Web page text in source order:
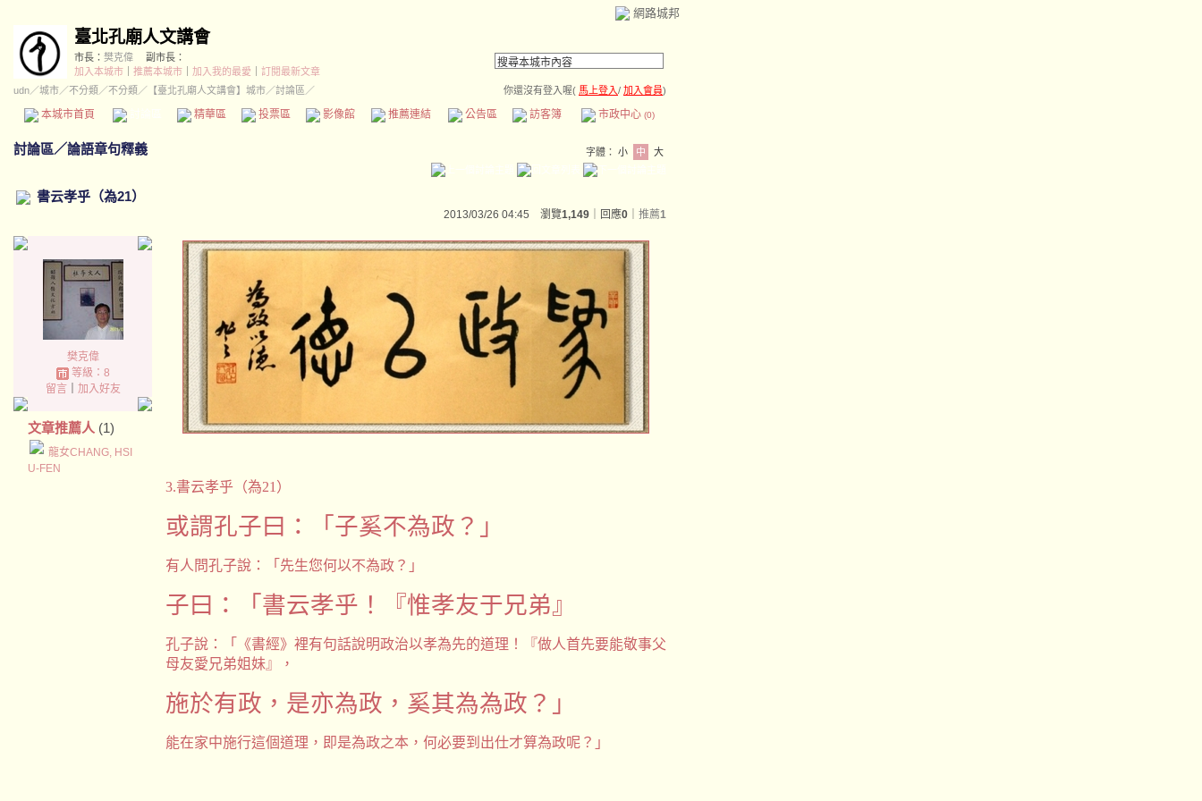
網路城邦
臺北孔廟人文講會
市長： 樊克偉
副市長：
加入本城市
推薦本城市 加入我的最愛
訂閱最新文章
udn／城市／不分類 ／不分類 ／ 【臺北孔廟人文講會】城市／討論區／ 你還沒有登入喔( 馬上登入/ 加入會員)
本城市首頁 精華區 投票區 影像館 推薦連結 公告區 訪客簿 市政中心 (0)
討論區／論語章句釋義 字體： 小 中 大
書云孝乎（為21）
2013/03/26 04:45 瀏覽1,149 ｜回應0 推薦1
樊克偉
等級：8
留言｜ 加入好友
文章推薦人 (1)
龍女CHANG, HSI
U-FEN
3.書云孝乎（為21 ）
或謂孔子曰：「子奚不為政？」
有人問孔子說：「先生您何以不為政？」
子曰：「書云孝乎！『惟孝友于兄弟』
孔子說：「《書經》裡有句話說明政治以孝為先的道理！『做人首先要能敬事父
母友愛兄弟姐妹』，
施於有政，是亦為政，奚其為為政？」
能在家中施行這個道理，即是為政之本，何必要到出仕才算為政呢？」